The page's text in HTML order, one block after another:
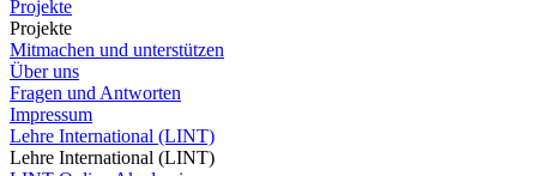
Projekte
Projekte
Mitmachen und unterstützen
Über uns
Fragen und Antworten
Impressum
Lehre International (LINT)
Lehre International (LINT)